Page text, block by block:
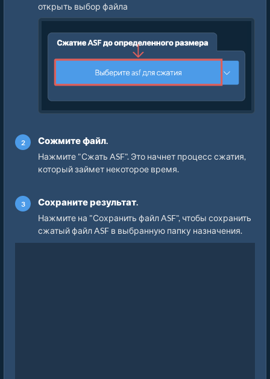
открыть выбор файла
Сожмите файл.
Нажмите "Сжать ASF". Это начнет процесс сжатия,
который займет некоторое время.
Сохраните результат.
Нажмите на "Сохранить файл ASF", чтобы сохранить
сжатый файл ASF в выбранную папку назначения.